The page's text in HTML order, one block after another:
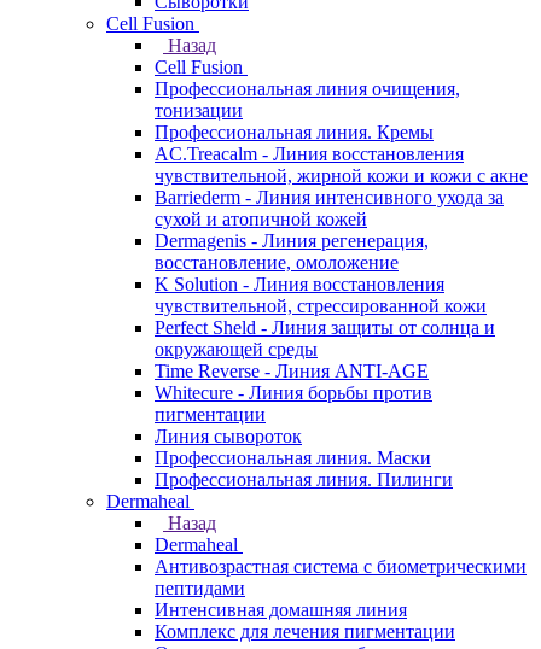
Cell Fusion
Назад
Cell Fusion
Профессиональная линия очищения,
тонизации
Профессиональная линия. Кремы
AC.Treacalm - Линия восстановления
чувствительной, жирной кожи и кожи с акне
Barriederm - Линия интенсивного ухода за
сухой и атопичной кожей
Dermagenis - Линия регенерация,
восстановление, омоложение
K Solution - Линия восстановления
чувствительной, стрессированной кожи
Perfect Sheld - Линия защиты от солнца и
окружающей среды
Time Reverse - Линия ANTI-AGE
Whitecure - Линия борьбы против
пигментации
Линия сывороток
Профессиональная линия. Маски
Профессиональная линия. Пилинги
Dermaheal
Назад
Dermaheal
Антивозрастная система с биометрическими
пептидами
Интенсивная домашняя линия
Комплекс для лечения пигментации